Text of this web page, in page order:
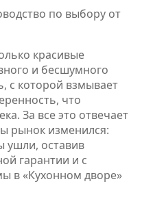
красивые
и бесшумного
с которой взмывает
что
За все это отвечает
рынок изменился:
ушли, оставив
гарантии и с
в «Кухонном дворе»